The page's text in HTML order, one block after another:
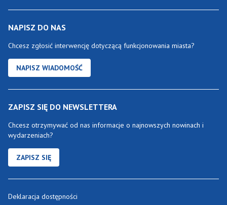
NAPISZ DO NAS
Chcesz zgłosić interwencję dotyczącą funkcjonowania miasta?
NAPISZ WIADOMOŚĆ
ZAPISZ SIĘ DO NEWSLETTERA
Chcesz otrzymywać od nas informacje o najnowszych nowinach i
wydarzeniach?
ZAPISZ SIĘ
Deklaracja dostępności